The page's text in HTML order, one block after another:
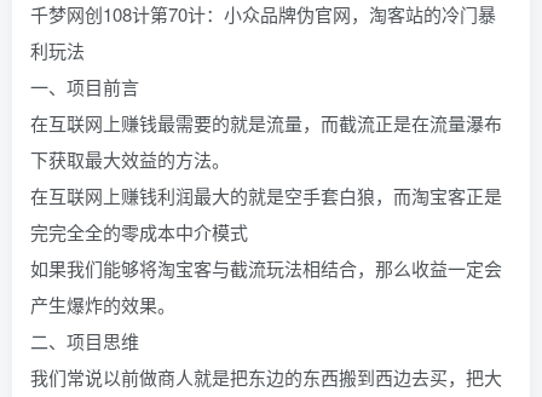
千梦网创108计第70计：小众品牌伪官网，淘客站的冷门暴
利玩法
一、项目前言
在互联网上赚钱最需要的就是流量，而截流正是在流量瀑布
下获取最大效益的方法。
在互联网上赚钱利润最大的就是空手套白狼，而淘宝客正是
完完全全的零成本中介模式
如果我们能够将淘宝客与截流玩法相结合，那么收益一定会
产生爆炸的效果。
二、项目思维
我们常说以前做商人就是把东边的东西搬到西边去买，把大